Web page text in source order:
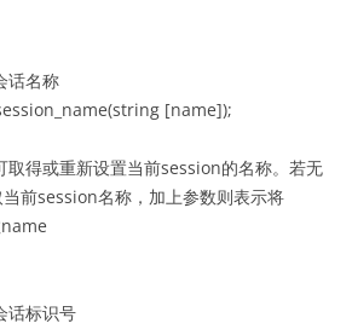
话名称
[name]);
取得或重新设置当前session的名称。若无
前session名称，加上参数则表示将
话标识号